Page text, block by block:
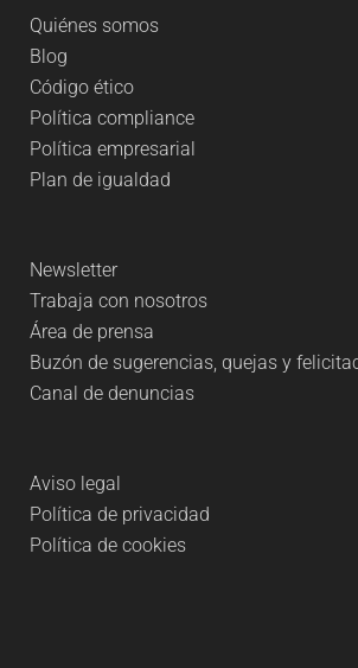
Quiénes somos
Blog
Código ético
Política compliance
Política empresarial
Plan de igualdad
Newsletter
Trabaja con nosotros
Área de prensa
Buzón de sugerencias, quejas y
Canal de denuncias
Aviso legal
Política de privacidad
Política de cookies